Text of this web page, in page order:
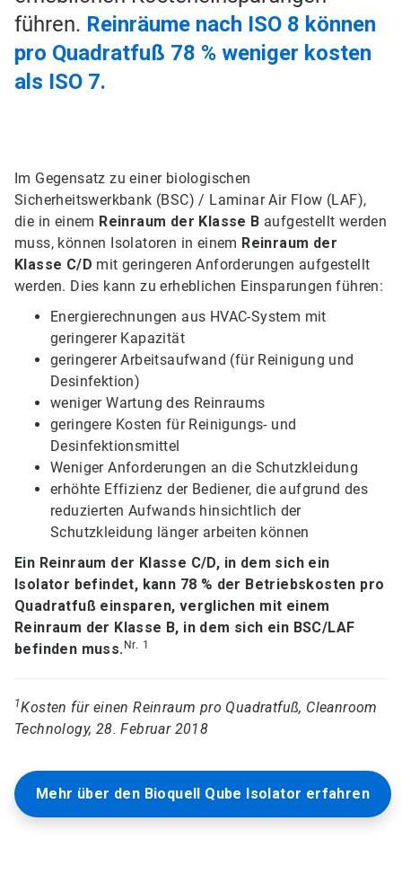
führen. Reinräume nach ISO 8 können
pro Quadratfuß 78 % weniger kosten
als ISO 7.
Im Gegensatz zu einer biologischen
Sicherheitswerkbank (BSC) / Laminar Air Flow (LAF),
die in einem Reinraum der Klasse B aufgestellt werden
muss, können Isolatoren in einem Reinraum der
Klasse C/D mit geringeren Anforderungen aufgestellt
werden.​​​​​​​ Dies kann zu erheblichen Einsparungen führen:
Energierechnungen aus HVAC-System mit
geringerer Kapazität
geringerer Arbeitsaufwand (für Reinigung und
Desinfektion)​​​​​​​
weniger Wartung des Reinraums
geringere Kosten für Reinigungs- und
Desinfektionsmittel​​​​​​​
Weniger Anforderungen an die Schutzkleidung
erhöhte Effizienz der Bediener, die aufgrund des
reduzierten Aufwands hinsichtlich der
Schutzkleidung länger arbeiten können
Ein Reinraum der Klasse C/D, in dem sich ein
Isolator befindet, kann 78 % der Betriebskosten pro
Quadratfuß einsparen, verglichen mit einem
Reinraum der Klasse B, in dem sich ein BSC/LAF
befinden muss. Nr. 1
1Kosten für einen Reinraum pro Quadratfuß, Cleanroom
Technology, 28. Februar 2018
Mehr über den Bioquell Qube Isolator erfahren